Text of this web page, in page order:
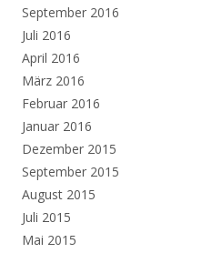
September 2016
Juli 2016
April 2016
März 2016
Februar 2016
Januar 2016
Dezember 2015
September 2015
August 2015
Juli 2015
Mai 2015